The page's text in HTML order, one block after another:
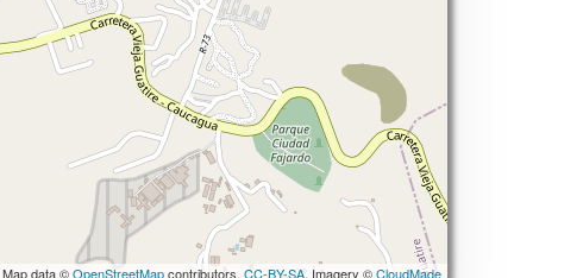
| Map data ©OpenStreetMapcontributors, CC-BY-SA, Imagery © CloudMade